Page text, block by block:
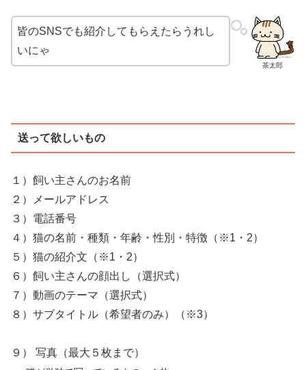
茶太郎
皆のSNSでも紹介してもらえたらうれし
いにゃ
送って欲しいもの
１）飼い主さんのお名前
２）メールアドレス
３）電話番号
４）猫の名前・種類・年齢・性別・特徴（※1・2）
５）猫の紹介文（※1・2）
６）飼い主さんの顔出し（選択式）
７）動画のテーマ（選択式）
８）サブタイトル（希望者のみ）（※3）
９） 写真（最大５枚まで）